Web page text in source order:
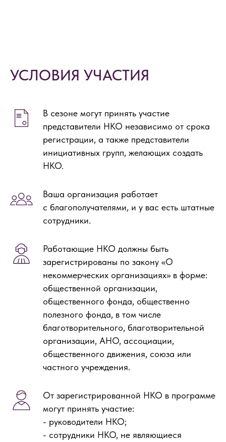
УСЛОВИЯ УЧАСТИЯ
В сезоне могут принять участие
представители НКО независимо от срока
регистрации, а также представители
инициативных групп, желающих создать
НКО.
Ваша организация работает
с благополучателями, и у вас есть штатные
сотрудники.
Работающие НКО должны быть
зарегистрированы по закону «О
некоммерческих организациях» в форме:
общественной организации,
общественного фонда, общественно
полезного фонда, в том числе
благотворительного, благотворительной
организации, АНО, ассоциации,
общественного движения, союза или
частного учреждения.
От зарегистрированной НКО в программе
могут принять участие:
- руководители НКО;
- сотрудники НКО, не являющиеся